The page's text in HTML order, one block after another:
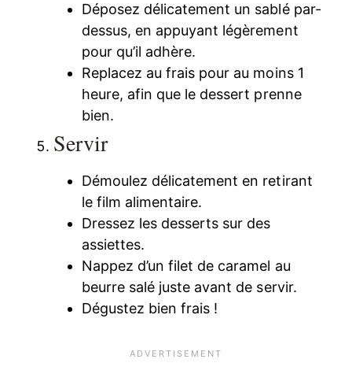
Déposez délicatement un sablé par-
dessus, en appuyant légèrement
pour qu’il adhère.
Replacez au frais pour au moins 1
heure, afin que le dessert prenne
bien.
Servir
Démoulez délicatement en retirant
le film alimentaire.
Dressez les desserts sur des
assiettes.
Nappez d’un filet de caramel au
beurre salé juste avant de servir.
Dégustez bien frais !